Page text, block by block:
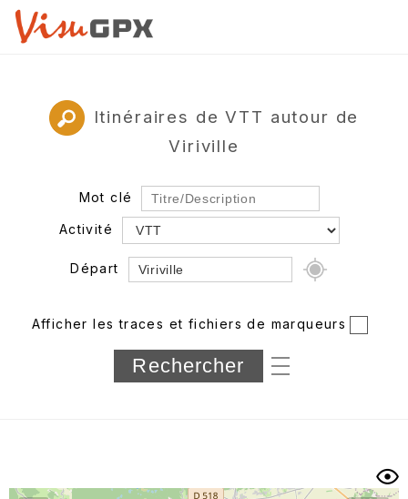
Itinéraires de VTT autour de
Viriville
Mot clé
Activité
Départ
Département
Longueur min/max
Afficher les traces et fichiers de marqueurs